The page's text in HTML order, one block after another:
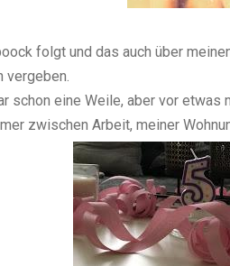
folgt und das auch über
vergeben.
schon eine Weile, aber vor
zwischen Arbeit, meiner